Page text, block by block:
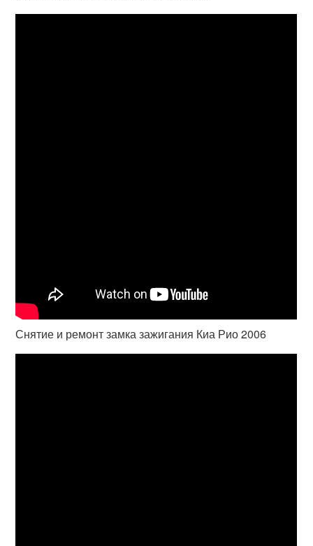
Снятие и ремонт замка зажигания Киа Рио 2006